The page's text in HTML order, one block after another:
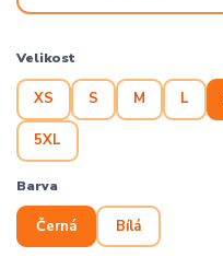
Velikost
XS S M L
5XL
Barva
Černá Bílá